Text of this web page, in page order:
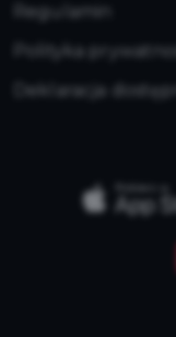
Regulamin
Polityka
Deklaracja